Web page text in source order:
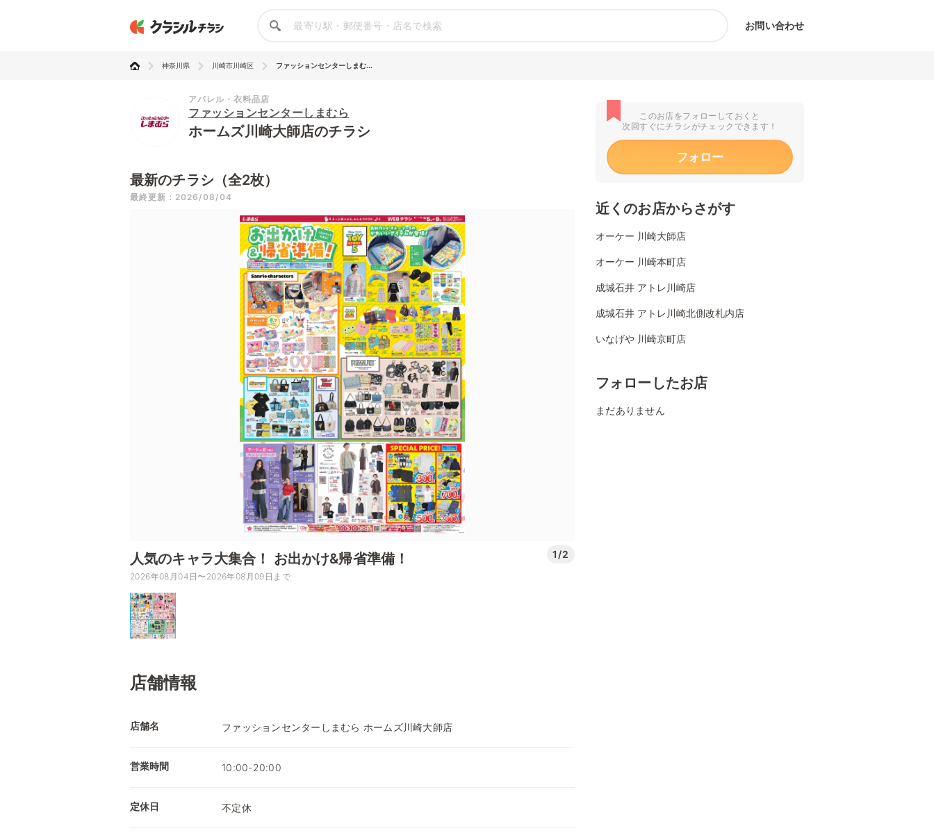
お問い合わせ
神奈川県 川崎市川崎区 ファッションセンターしまむ...
アパレル・衣料品店
ファッションセンターしまむら
ホームズ川崎大師店のチラシ
最新のチラシ（全2枚）
最終更新：2026/08/04
人気のキャラ大集合！ お出かけ&帰省準備！ 1/2
2026年08月04日〜2026年08月09日まで
店舗情報
店舗名 ファッションセンターしまむら ホームズ川崎大師店
営業時間 10:00-20:00
定休日 不定休
このお店をフォローしておくと
次回すぐにチラシがチェックできます！
フォロー
近くのお店からさがす
オーケー 川崎大師店
オーケー 川崎本町店
成城石井 アトレ川崎店
成城石井 アトレ川崎北側改札内店
いなげや 川崎京町店
フォローしたお店
まだありません